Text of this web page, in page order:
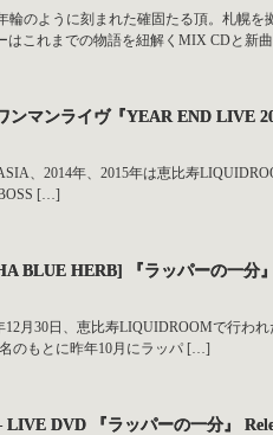
輪のように刻まれた確固たる頂。札幌
はこれまでの物語を紐解くMIX CDと新
ンマンライヴ『YEAR END LIVE
、2014年、2015年は恵比寿
[…]
BLUE HERB] 『ラッパーの一分
12月30日、恵比寿LIQUIDROOMで行わ
のもとに昨年10月にラッパ […]
DVD 『ラッパーの一分』